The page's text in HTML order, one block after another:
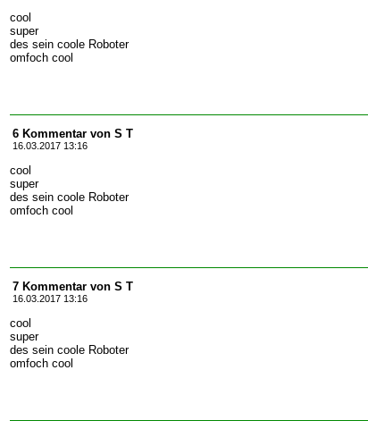
cool
super
des sein coole Roboter
omfoch cool
6 Kommentar von S T
16.03.2017 13:16
cool
super
des sein coole Roboter
omfoch cool
7 Kommentar von S T
16.03.2017 13:16
cool
super
des sein coole Roboter
omfoch cool